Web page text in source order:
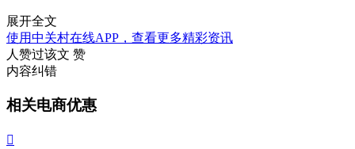
展开全文
使用中关村在线APP，查看更多精彩资讯
人赞过该文 赞
内容纠错
相关电商优惠
